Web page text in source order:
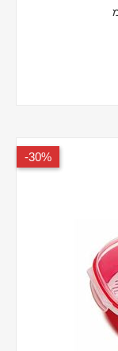
30%-